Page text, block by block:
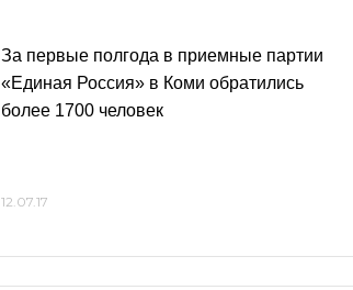
За первые полгода в приемные партии
«Единая Россия» в Коми обратились
более 1700 человек
12.07.17